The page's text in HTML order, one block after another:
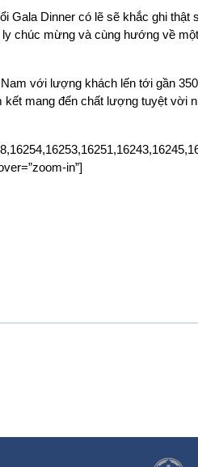
Gala Dinner có lẽ sẽ khắc ghi thật
chúc mừng và cùng hướng về
với lượng khách lến tới gần
kết mang đến chất lượng tuyệt vời
in”]